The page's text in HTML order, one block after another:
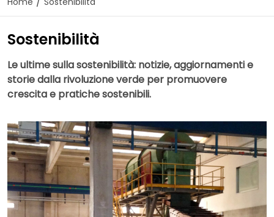
Sostenibilità
Le ultime sulla sostenibilità: notizie, aggiornamenti e
storie dalla rivoluzione verde per promuovere
crescita e pratiche sostenibili.